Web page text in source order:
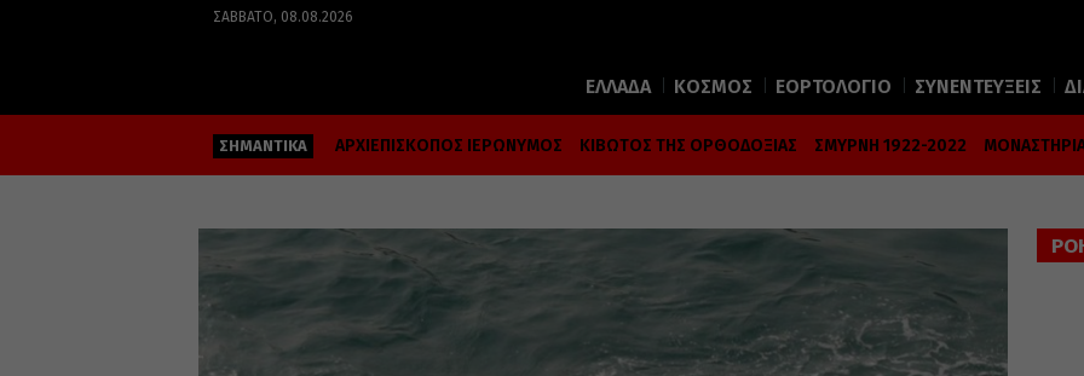
ΣΆΒΒΑΤΟ, 08.08.2026
ΕΛΛΑΔΑ ΚΟΣΜΟΣ ΕΟΡΤΟΛΟΓΙΟ ΣΥΝΕΝΤΕΥΞΕΙΣ
ΣΗΜΑΝΤΙΚΑ ΑΡΧΙΕΠΙΣΚΟΠΟΣ ΙΕΡΩΝΥΜΟΣ ΚΙΒΩΤΟΣ ΤΗΣ ΟΡΘΟΔΟΞΙΑΣ ΣΜΥΡΝΗ 1922-2022